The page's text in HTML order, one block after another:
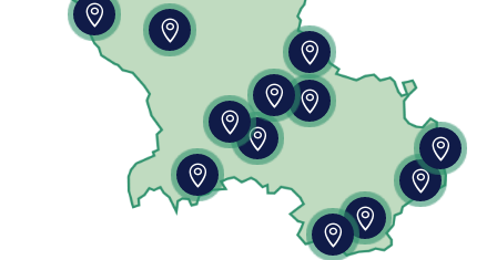











